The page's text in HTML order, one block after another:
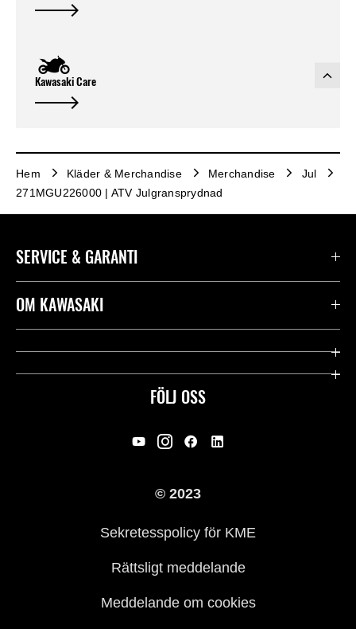
Kawasaki Care
Hem Kläder & Merchandise Merchandise
Jul
271MGU226000 | ATV Julgransprydnad
FÖLJ OSS
SERVICE & GARANTI
Kontakta oss
Användbara länkar
Rättsligt & Sekretess
OM KAWASAKI
Företag
© 2023
Sekretesspolicy för KME
Rättsligt meddelande
Meddelande om cookies